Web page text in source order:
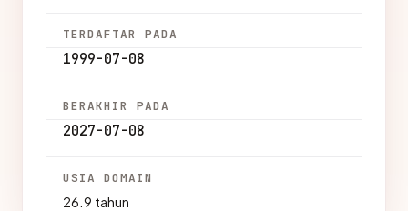
TERDAFTAR PADA
1999-07-08
BERAKHIR PADA
2027-07-08
USIA DOMAIN
26.9 tahun